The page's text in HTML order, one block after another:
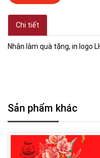
Chi tiết
Nhận làm quà tặng, in logo
Sản phẩm khác